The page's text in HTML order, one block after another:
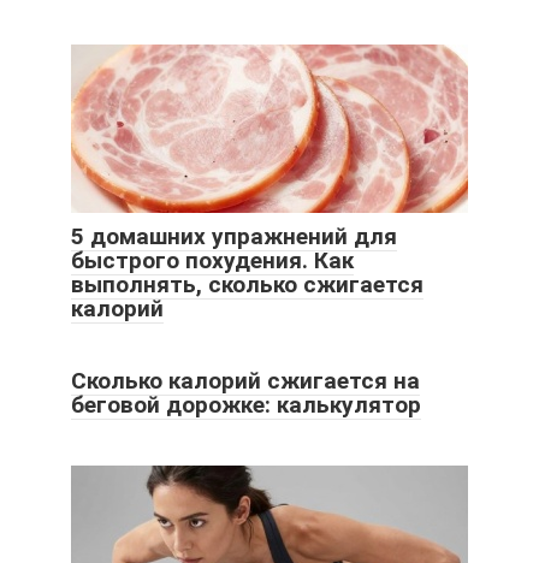
5 домашних упражнений для
быстрого похудения. Как
выполнять, сколько сжигается
калорий
Сколько калорий сжигается на
беговой дорожке: калькулятор